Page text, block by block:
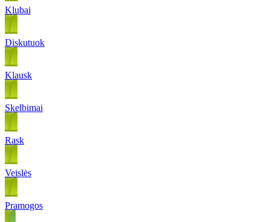
Klubai
Diskutuok
Klausk
Skelbimai
Rask
Veislės
Pramogos